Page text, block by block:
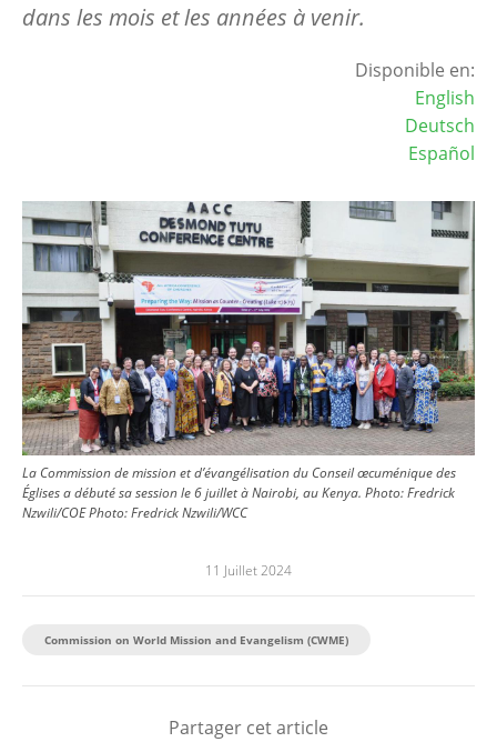
dans les mois et les années à venir.
Disponible en:
English
Deutsch
Español
La Commission de mission et d’évangélisation du Conseil œcuménique des
Églises a débuté sa session le 6 juillet à Nairobi, au Kenya. Photo: Fredrick
Nzwili/COEPhoto:Fredrick Nzwili/WCC
11 Juillet 2024
Commission on World Mission and Evangelism (CWME)
Partager cet article